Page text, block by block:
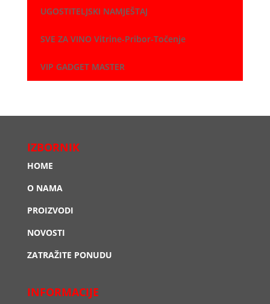
UGOSTITELJSKI NAMJEŠTAJ
SVE ZA VINO Vitrine-Pribor-Točenje
VIP GADGET MASTER
IZBORNIK
HOME
O NAMA
PROIZVODI
NOVOSTI
ZATRAŽITE PONUDU
INFORMACIJE